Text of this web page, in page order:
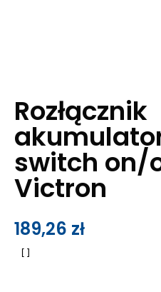
Rozłącznik
switch on/
Victron
189,26 zł